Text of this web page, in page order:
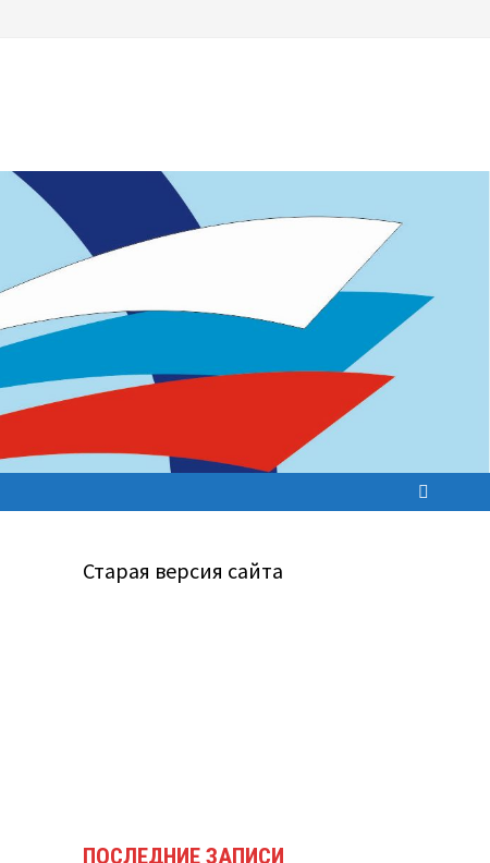
Старая версия сайта
ПОСЛЕДНИЕ ЗАПИСИ